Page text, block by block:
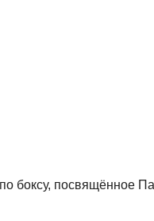
боксу, посвящённое